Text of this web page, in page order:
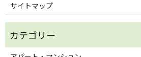
サイトマップ